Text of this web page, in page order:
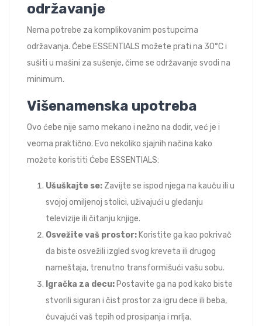
održavanje
Nema potrebe za komplikovanim postupcima
održavanja. Ćebe ESSENTIALS možete prati na 30°C i
sušiti u mašini za sušenje, čime se održavanje svodi na
minimum.
Višenamenska upotreba
Ovo ćebe nije samo mekano i nežno na dodir, već je i
veoma praktično. Evo nekoliko sjajnih načina kako
možete koristiti Ćebe ESSENTIALS:
Ušuškajte se: Zavijte se ispod njega na kauču ili u
svojoj omiljenoj stolici, uživajući u gledanju
televizije ili čitanju knjige.
Osvežite vaš prostor: Koristite ga kao pokrivač
da biste osvežili izgled svog kreveta ili drugog
nameštaja, trenutno transformišući vašu sobu.
Igračka za decu: Postavite ga na pod kako biste
stvorili siguran i čist prostor za igru dece ili beba,
čuvajući vaš tepih od prosipanja i mrlja.